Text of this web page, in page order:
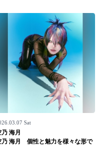
Sat
乃 海月
乃 海月 個性と魅力を様々な形で